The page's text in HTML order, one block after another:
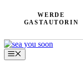
springen
WERDE
GASTAUTORIN
Menü